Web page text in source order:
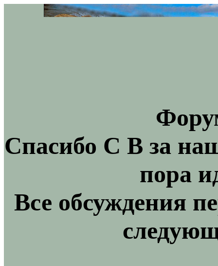
Спасибо С В за
пора
Все обсуждения